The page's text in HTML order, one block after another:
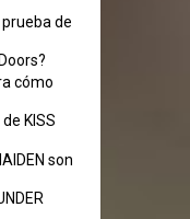
prueba de
cómo
KISS
son